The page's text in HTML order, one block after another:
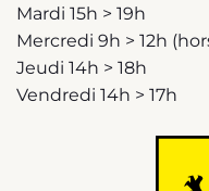
Mardi 15h > 19h
Mercredi 9h > 12h
Jeudi 14h > 18h
Vendredi 14h > 17h